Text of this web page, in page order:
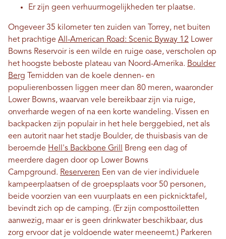
Er zijn geen verhuurmogelijkheden ter plaatse.
Ongeveer 35 kilometer ten zuiden van Torrey, net buiten
het prachtige All-American Road: Scenic Byway 12 Lower
Bowns Reservoir is een wilde en ruige oase, verscholen op
het hoogste beboste plateau van Noord-Amerika. Boulder
Berg Temidden van de koele dennen- en
populierenbossen liggen meer dan 80 meren, waaronder
Lower Bowns, waarvan vele bereikbaar zijn via ruige,
onverharde wegen of na een korte wandeling. Vissen en
backpacken zijn populair in het hele berggebied, net als
een autorit naar het stadje Boulder, de thuisbasis van de
beroemde Hell's Backbone Grill
Breng een dag of
meerdere dagen door op Lower Bowns
Campground. Reserveren Een van de vier individuele
kampeerplaatsen of de groepsplaats voor 50 personen,
beide voorzien van een vuurplaats en een picknicktafel,
bevindt zich op de camping. (Er zijn composttoiletten
aanwezig, maar er is geen drinkwater beschikbaar, dus
zorg ervoor dat je voldoende water meeneemt.) Parkeren